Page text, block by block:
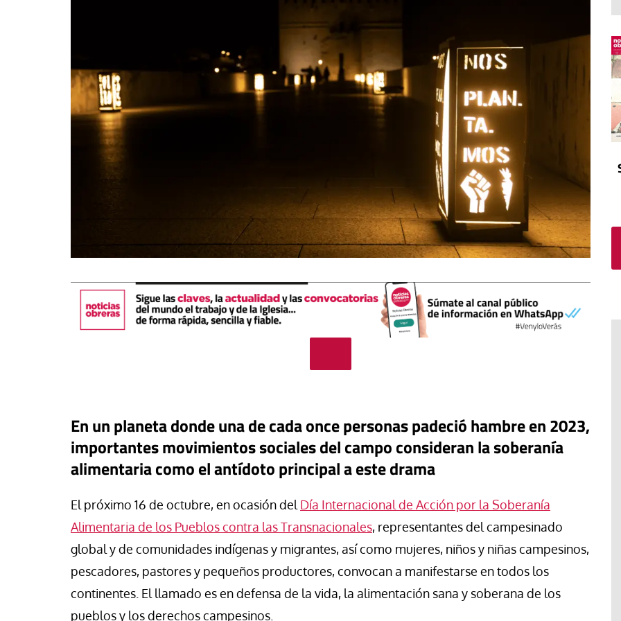
mundo
Radio — Mundo obrero hoy
Vidas precarias
Aplicaciones
Música
Poesía
In memoriam
Blog Sembrando sueños,
recogiendo humanidad
Blog Mensajes guardados
La columna
En un planeta donde una de cada once personas padeció hambre en 2023,
importantes movimientos sociales del campo consideran la soberanía
alimentaria como el antídoto principal a este drama
El próximo 16 de octubre, en ocasión del Día Internacional de Acción por la Soberanía
Alimentaria de los Pueblos contra las Transnacionales, representantes del campesinado
global y de comunidades indígenas y migrantes, así como mujeres, niños y niñas campesinos,
pescadores, pastores y pequeños productores, convocan a manifestarse en todos los
continentes. El llamado es en defensa de la vida, la alimentación sana y soberana de los
pueblos y los derechos campesinos.
más que OnlyFans: el
digital que monetiza la
de las jóvenes
#EstáPasando
Los sindicatos destacan la
aportación positiva de la
regularización extraordinaria al
crecimiento del empleo
#EstáPasando
Enrique Angelelli, el obispo